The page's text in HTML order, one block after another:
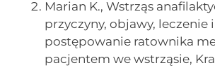
Marian K., Wstrząs
przyczyny, objawy, leczenie i
postępowanie ratownika
pacjentem we wstrząsie,